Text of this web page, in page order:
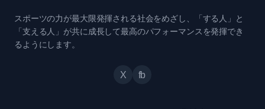
スポーツの力が最大限発揮される社会をめざし、「する人」と
「支える人」が共に成長して最高のパフォーマンスを発揮でき
るようにします。
X fb